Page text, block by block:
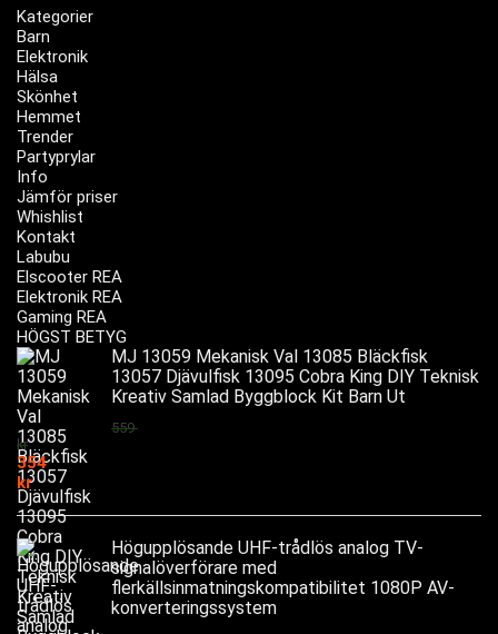
Kategorier
Barn
Elektronik
Hälsa
Skönhet
Hemmet
Trender
Partyprylar
Info
Jämför priser
Whishlist
Kontakt
Labubu
Elscooter REA
Elektronik REA
Gaming REA
HÖGST BETYG
MJ 13059 Mekanisk Val 13085 Bläckfisk
13057 Djävulfisk 13095 Cobra King DIY Teknisk
Kreativ Samlad Byggblock Kit Barn Ut
559
kr
354
kr
Högupplösande UHF-trådlös analog TV-
signalöverförare med
flerkällsinmatningskompatibilitet 1080P AV-
konverteringssystem